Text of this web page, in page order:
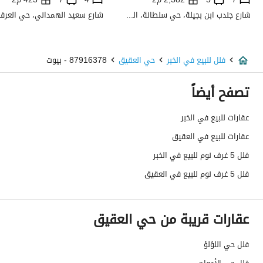
عمر العقار
جديد
عرض الشارع
رقم المخطط
رقم صك الملكية
واجهة العقار
الضمانات والمدة
-
قنوات الاعلان
شارع جندب ابن بجيلة، حي سلطانة، الطائف
فلل للبيع في الخبر حي العقيق 87916378 - بيوت
تصفح أيضاً
عقارات للبيع في الخبر
عقارات للبيع في العقيق
فلل 5 غرف نوم للبيع في الخبر
فلل 5 غرف نوم للبيع في العقيق
عقارات قريبة من حي العقيق
فلل حي اللؤلؤ